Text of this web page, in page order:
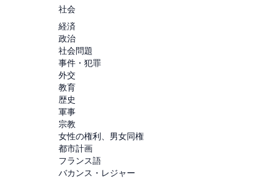
社会
経済
政治
社会問題
事件・犯罪
外交
教育
歴史
軍事
宗教
女性の権利、男女同権
都市計画
フランス語
バカンス・レジャー